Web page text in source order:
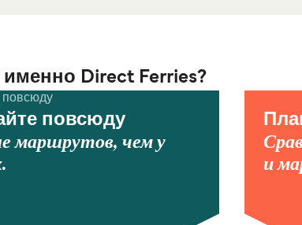
именно Direct Ferries?
повсюду
маршрутов, чем у
и